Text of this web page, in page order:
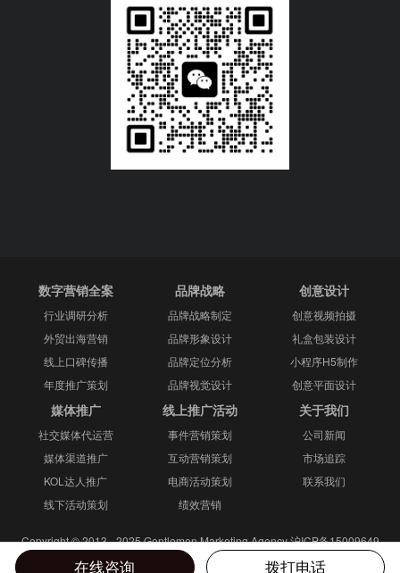
数字营销全案
行业调研分析
外贸出海营销
线上口碑传播
年度推广策划
品牌战略
品牌战略制定
品牌形象设计
品牌定位分析
品牌视觉设计
创意设计
创意视频拍摄
礼盒包装设计
小程序H5制作
创意平面设计
媒体推广
社交媒体代运营
媒体渠道推广
KOL达人推广
线下活动策划
线上推广活动
事件营销策划
互动营销策划
电商活动策划
绩效营销
关于我们
公司新闻
市场追踪
联系我们
Copyright © 2013 - 2025 Gentlemen Marketing Agency沪ICP备15009649
网站地图
在线咨询 拨打电话